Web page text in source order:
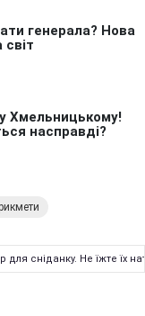
для сніданку. Не їжте їх